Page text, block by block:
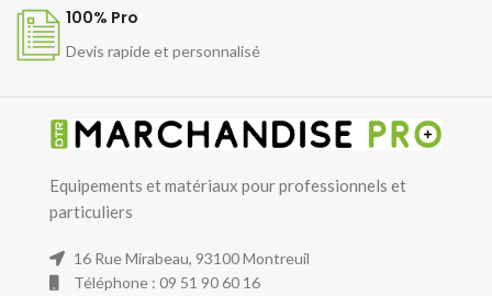
100% Pro
Devis rapide et personnalisé
Equipements et matériaux pour professionnels et
particuliers
16 Rue Mirabeau, 93100 Montreuil
Téléphone : 09 51 90 60 16